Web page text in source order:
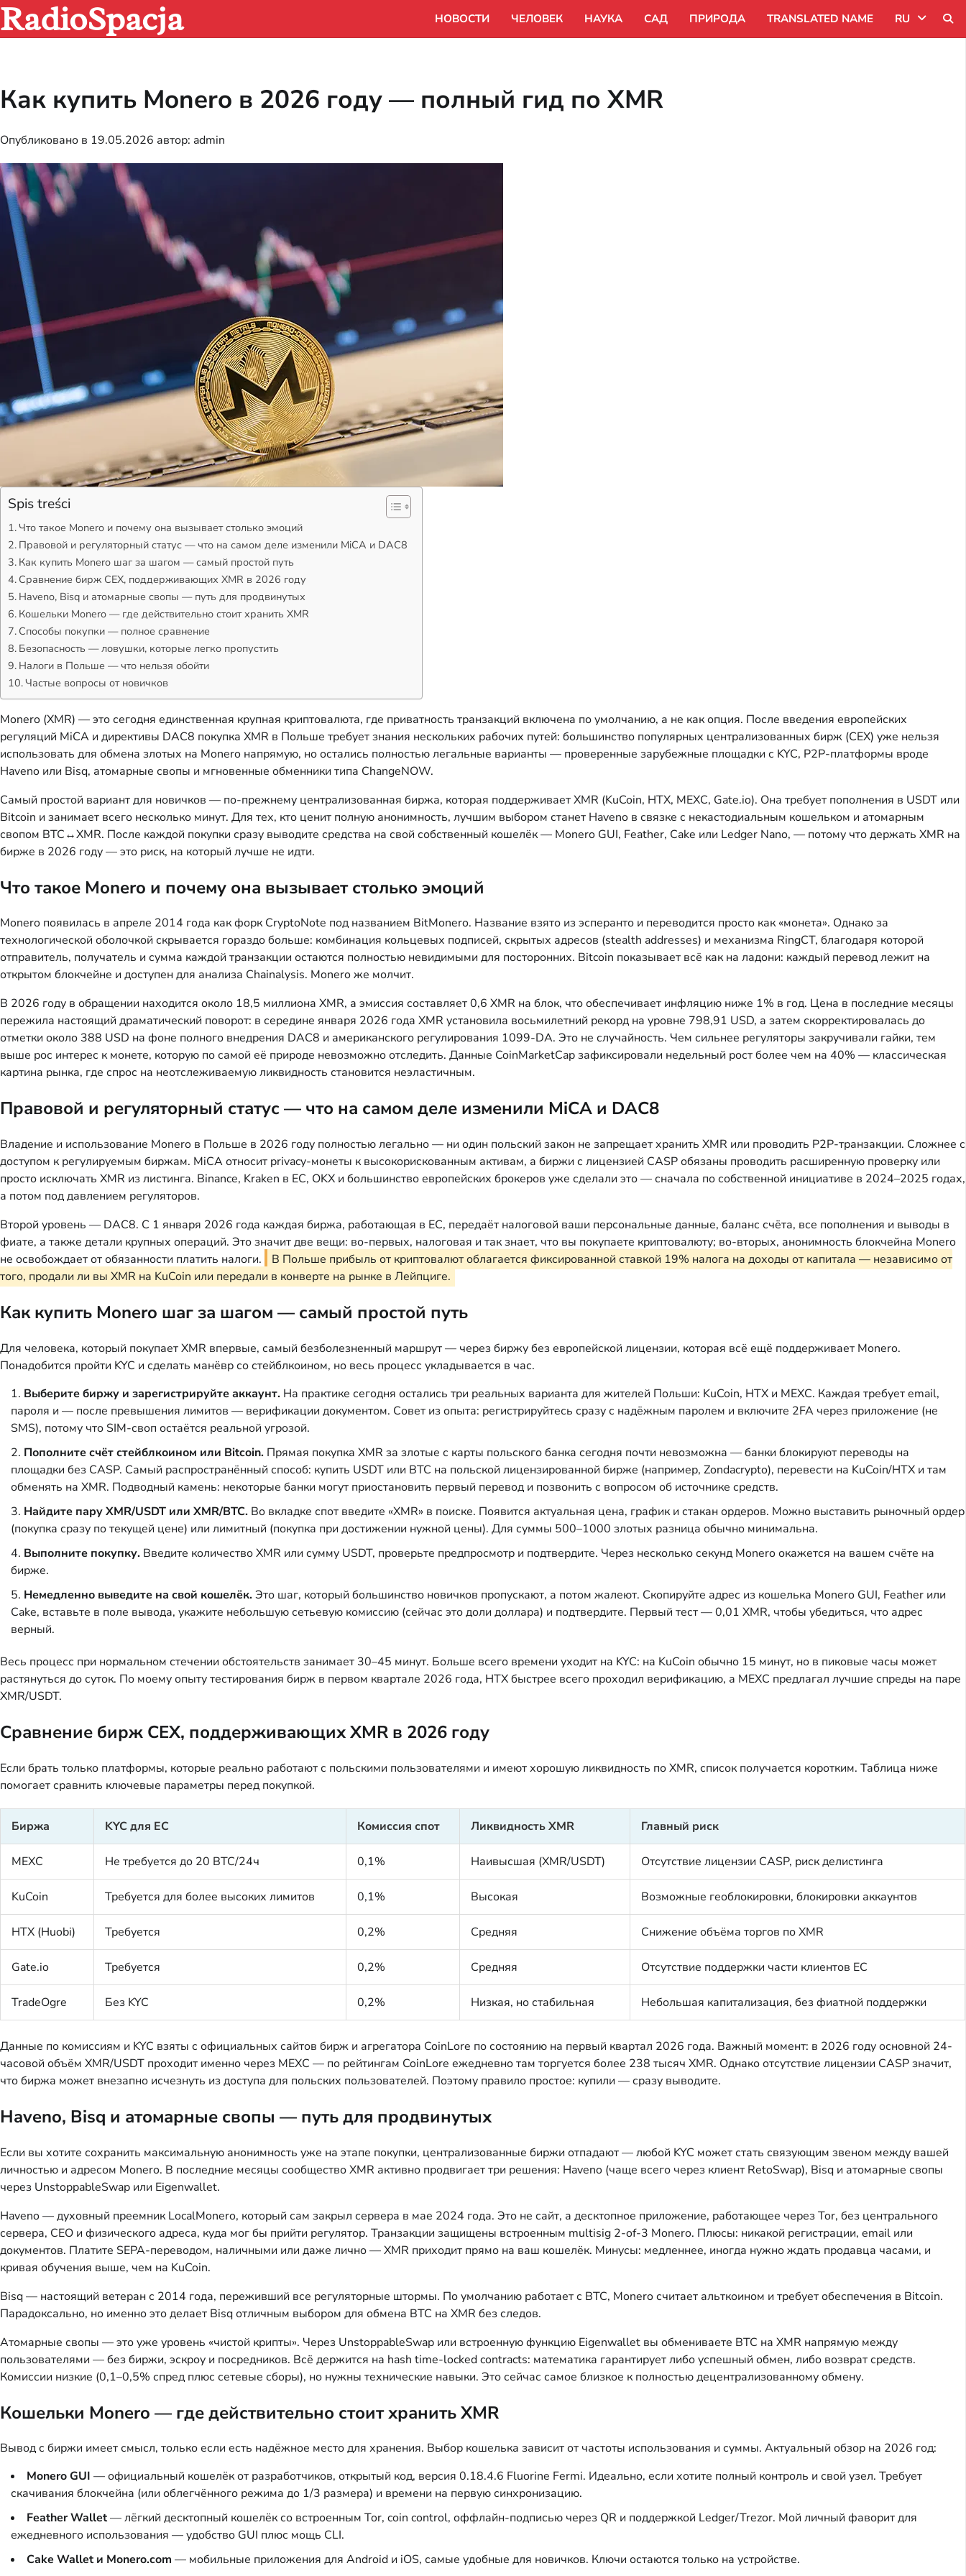
Перейти
к
содержимому
RadioSpacja НОВОСТИ ЧЕЛОВЕК НАУКА САД ПРИРОДА TRANSLATED NAME RU
Как купить Monero в 2026 году — полный гид по XMR
Опубликовано в 19.05.2026 автор: admin
Spis treści
Что такое Monero и почему она вызывает столько эмоций
Правовой и регуляторный статус — что на самом деле изменили MiCA и DAC8
Как купить Monero шаг за шагом — самый простой путь
Сравнение бирж CEX, поддерживающих XMR в 2026 году
Haveno, Bisq и атомарные свопы — путь для продвинутых
Кошельки Monero — где действительно стоит хранить XMR
Способы покупки — полное сравнение
Безопасность — ловушки, которые легко пропустить
Налоги в Польше — что нельзя обойти
Частые вопросы от новичков
Monero (XMR) — это сегодня единственная крупная криптовалюта, где приватность транзакций включена по умолчанию, а не как опция. После введения европейских
регуляций MiCA и директивы DAC8 покупка XMR в Польше требует знания нескольких рабочих путей: большинство популярных централизованных бирж (CEX) уже нельзя
использовать для обмена злотых на Monero напрямую, но остались полностью легальные варианты — проверенные зарубежные площадки с KYC, P2P-платформы вроде
Haveno или Bisq, атомарные свопы и мгновенные обменники типа ChangeNOW.
Самый простой вариант для новичков — по-прежнему централизованная биржа, которая поддерживает XMR (KuCoin, HTX, MEXC, Gate.io). Она требует пополнения в USDT или
Bitcoin и занимает всего несколько минут. Для тех, кто ценит полную анонимность, лучшим выбором станет Haveno в связке с некастодиальным кошельком и атомарным
свопом BTC↔XMR. После каждой покупки сразу выводите средства на свой собственный кошелёк — Monero GUI, Feather, Cake или Ledger Nano, — потому что держать XMR на
бирже в 2026 году — это риск, на который лучше не идти.
Что такое Monero и почему она вызывает столько эмоций
Monero появилась в апреле 2014 года как форк CryptoNote под названием BitMonero. Название взято из эсперанто и переводится просто как «монета». Однако за
технологической оболочкой скрывается гораздо больше: комбинация кольцевых подписей, скрытых адресов (stealth addresses) и механизма RingCT, благодаря которой
отправитель, получатель и сумма каждой транзакции остаются полностью невидимыми для посторонних. Bitcoin показывает всё как на ладони: каждый перевод лежит на
открытом блокчейне и доступен для анализа Chainalysis. Monero же молчит.
В 2026 году в обращении находится около 18,5 миллиона XMR, а эмиссия составляет 0,6 XMR на блок, что обеспечивает инфляцию ниже 1% в год. Цена в последние месяцы
пережила настоящий драматический поворот: в середине января 2026 года XMR установила восьмилетний рекорд на уровне 798,91 USD, а затем скорректировалась до
отметки около 388 USD на фоне полного внедрения DAC8 и американского регулирования 1099-DA. Это не случайность. Чем сильнее регуляторы закручивали гайки, тем
выше рос интерес к монете, которую по самой её природе невозможно отследить. Данные CoinMarketCap зафиксировали недельный рост более чем на 40% — классическая
картина рынка, где спрос на неотслеживаемую ликвидность становится неэластичным.
Правовой и регуляторный статус — что на самом деле изменили MiCA и DAC8
Владение и использование Monero в Польше в 2026 году полностью легально — ни один польский закон не запрещает хранить XMR или проводить P2P-транзакции. Сложнее с
доступом к регулируемым биржам. MiCA относит privacy-монеты к высокорискованным активам, а биржи с лицензией CASP обязаны проводить расширенную проверку или
просто исключать XMR из листинга. Binance, Kraken в ЕС, OKX и большинство европейских брокеров уже сделали это — сначала по собственной инициативе в 2024–2025 годах,
а потом под давлением регуляторов.
Второй уровень — DAC8. С 1 января 2026 года каждая биржа, работающая в ЕС, передаёт налоговой ваши персональные данные, баланс счёта, все пополнения и выводы в
фиате, а также детали крупных операций. Это значит две вещи: во-первых, налоговая и так знает, что вы покупаете криптовалюту; во-вторых, анонимность блокчейна Monero
не освобождает от обязанности платить налоги.
В Польше прибыль от криптовалют облагается фиксированной ставкой 19% налога на доходы от капитала — независимо от
того, продали ли вы XMR на KuCoin или передали в конверте на рынке в Лейпциге.
Как купить Monero шаг за шагом — самый простой путь
Для человека, который покупает XMR впервые, самый безболезненный маршрут — через биржу без европейской лицензии, которая всё ещё поддерживает Monero.
Понадобится пройти KYC и сделать манёвр со стейблкоином, но весь процесс укладывается в час.
Выберите биржу и зарегистрируйте аккаунт. На практике сегодня остались три реальных варианта для жителей Польши: KuCoin, HTX и MEXC. Каждая требует email,
пароля и — после превышения лимитов — верификации документом. Совет из опыта: регистрируйтесь сразу с надёжным паролем и включите 2FA через приложение (не
SMS), потому что SIM-своп остаётся реальной угрозой.
Пополните счёт стейблкоином или Bitcoin. Прямая покупка XMR за злотые с карты польского банка сегодня почти невозможна — банки блокируют переводы на
площадки без CASP. Самый распространённый способ: купить USDT или BTC на польской лицензированной бирже (например, Zondacrypto), перевести на KuCoin/HTX и там
обменять на XMR. Подводный камень: некоторые банки могут приостановить первый перевод и позвонить с вопросом об источнике средств.
Найдите пару XMR/USDT или XMR/BTC. Во вкладке спот введите «XMR» в поиске. Появится актуальная цена, график и стакан ордеров. Можно выставить рыночный ордер
(покупка сразу по текущей цене) или лимитный (покупка при достижении нужной цены). Для суммы 500–1000 злотых разница обычно минимальна.
Выполните покупку. Введите количество XMR или сумму USDT, проверьте предпросмотр и подтвердите. Через несколько секунд Monero окажется на вашем счёте на
бирже.
Немедленно выведите на свой кошелёк.Это шаг, который большинство новичков пропускают, а потом жалеют. Скопируйте адрес из кошелька Monero GUI, Feather или
Cake, вставьте в поле вывода, укажите небольшую сетьевую комиссию (сейчас это доли доллара) и подтвердите. Первый тест — 0,01 XMR, чтобы убедиться, что адрес
верный.
Весь процесс при нормальном стечении обстоятельств занимает 30–45 минут. Больше всего времени уходит на KYC: на KuCoin обычно 15 минут, но в пиковые часы может
растянуться до суток. По моему опыту тестирования бирж в первом квартале 2026 года, HTX быстрее всего проходил верификацию, а MEXC предлагал лучшие спреды на паре
XMR/USDT.
Сравнение бирж CEX, поддерживающих XMR в 2026 году
Если брать только платформы, которые реально работают с польскими пользователями и имеют хорошую ликвидность по XMR, список получается коротким. Таблица ниже
помогает сравнить ключевые параметры перед покупкой.
Биржа KYC для ЕС Комиссия спот Ликвидность XMR Главный риск
MEXC Не требуется до 20 BTC/24ч 0,1% Наивысшая (XMR/USDT) Отсутствие лицензии CASP, риск делистинга
KuCoin Требуется для более высоких лимитов 0,1% Высокая Возможные геоблокировки, блокировки аккаунтов
HTX (Huobi) Требуется 0,2% Средняя Снижение объёма торгов по XMR
Gate.io Требуется 0,2% Средняя Отсутствие поддержки части клиентов ЕС
TradeOgre Без KYC 0,2% Низкая, но стабильная Небольшая капитализация, без фиатной поддержки
Данные по комиссиям и KYC взяты с официальных сайтов бирж и агрегатора CoinLore по состоянию на первый квартал 2026 года. Важный момент: в 2026 году основной 24-
часовой объём XMR/USDT проходит именно через MEXC — по рейтингам CoinLore ежедневно там торгуется более 238 тысяч XMR. Однако отсутствие лицензии CASP значит,
что биржа может внезапно исчезнуть из доступа для польских пользователей. Поэтому правило простое: купили — сразу выводите.
Haveno, Bisq и атомарные свопы — путь для продвинутых
Если вы хотите сохранить максимальную анонимность уже на этапе покупки, централизованные биржи отпадают — любой KYC может стать связующим звеном между вашей
личностью и адресом Monero. В последние месяцы сообщество XMR активно продвигает три решения: Haveno (чаще всего через клиент RetoSwap), Bisq и атомарные свопы
через UnstoppableSwap или Eigenwallet.
Haveno — духовный преемник LocalMonero, который сам закрыл сервера в мае 2024 года. Это не сайт, а десктопное приложение, работающее через Tor, без центрального
сервера, CEO и физического адреса, куда мог бы прийти регулятор. Транзакции защищены встроенным multisig 2-of-3 Monero. Плюсы: никакой регистрации, email или
документов. Платите SEPA-переводом, наличными или даже лично — XMR приходит прямо на ваш кошелёк. Минусы: медленнее, иногда нужно ждать продавца часами, и
кривая обучения выше, чем на KuCoin.
Bisq — настоящий ветеран с 2014 года, переживший все регуляторные штормы. По умолчанию работает с BTC, Monero считает альткоином и требует обеспечения в Bitcoin.
Парадоксально, но именно это делает Bisq отличным выбором для обмена BTC на XMR без следов.
Атомарные свопы — это уже уровень «чистой крипты». Через UnstoppableSwap или встроенную функцию Eigenwallet вы обмениваете BTC на XMR напрямую между
пользователями — без биржи, эскроу и посредников. Всё держится на hash time-locked contracts: математика гарантирует либо успешный обмен, либо возврат средств.
Комиссии низкие (0,1–0,5% спред плюс сетевые сборы), но нужны технические навыки. Это сейчас самое близкое к полностью децентрализованному обмену.
Кошельки Monero — где действительно стоит хранить XMR
Вывод с биржи имеет смысл, только если есть надёжное место для хранения. Выбор кошелька зависит от частоты использования и суммы. Актуальный обзор на 2026 год:
Monero GUI — официальный кошелёк от разработчиков, открытый код, версия 0.18.4.6 Fluorine Fermi. Идеально, если хотите полный контроль и свой узел. Требует
скачивания блокчейна (или облегчённого режима до 1/3 размера) и времени на первую синхронизацию.
Feather Wallet— лёгкий десктопный кошелёк со встроенным Tor, coin control, оффлайн-подписью через QR и поддержкой Ledger/Trezor. Мой личный фаворит для
ежедневного использования — удобство GUI плюс мощь CLI.
Cake Wallet и Monero.com — мобильные приложения для Android и iOS, самые удобные для новичков. Ключи остаются только на устройстве.